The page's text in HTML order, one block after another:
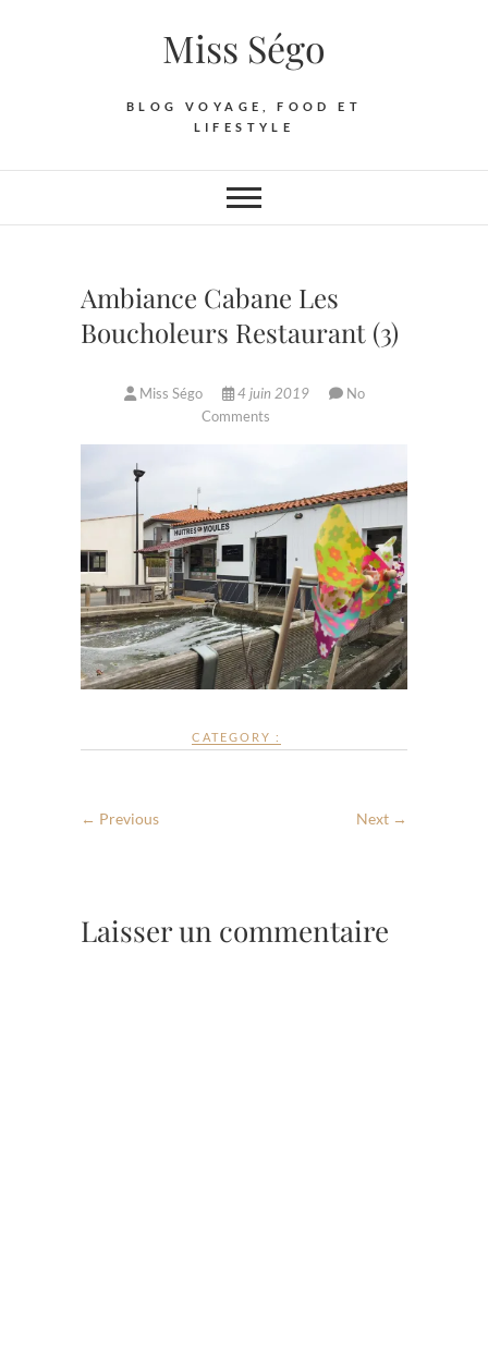
Miss Ségo
BLOG VOYAGE, FOOD ET
LIFESTYLE
Ambiance Cabane Les
Boucholeurs Restaurant (3)
Miss Ségo 4 juin 2019
No
Comments
CATEGORY :
← Previous Next →
Laisser un commentaire